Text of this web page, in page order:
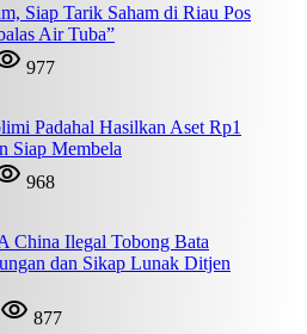
Siap Tarik Saham di Riau Pos
Air Tuba”
977
Padahal Hasilkan Aset Rp1
Siap Membela
968
China Ilegal Tobong Bata
dan Sikap Lunak Ditjen
877